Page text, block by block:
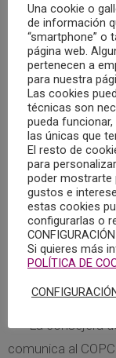
El Colegio Oficial
publica en esta
psicológicas para
Se ruega a
que todos los
y, de no ser así,
través del correo
poder llevar a
Pulsar aquí para
La consejera
comunica al
Una cookie o
de información
“smartphone” o
página web.
pertenecen a
para nuestra
Las cookies
técnicas son
pueda
las únicas que
El resto de
para
poder mostrarte
gustos e
estas cookies
configurarlas o
Si quieres más
POLÍTICA DE